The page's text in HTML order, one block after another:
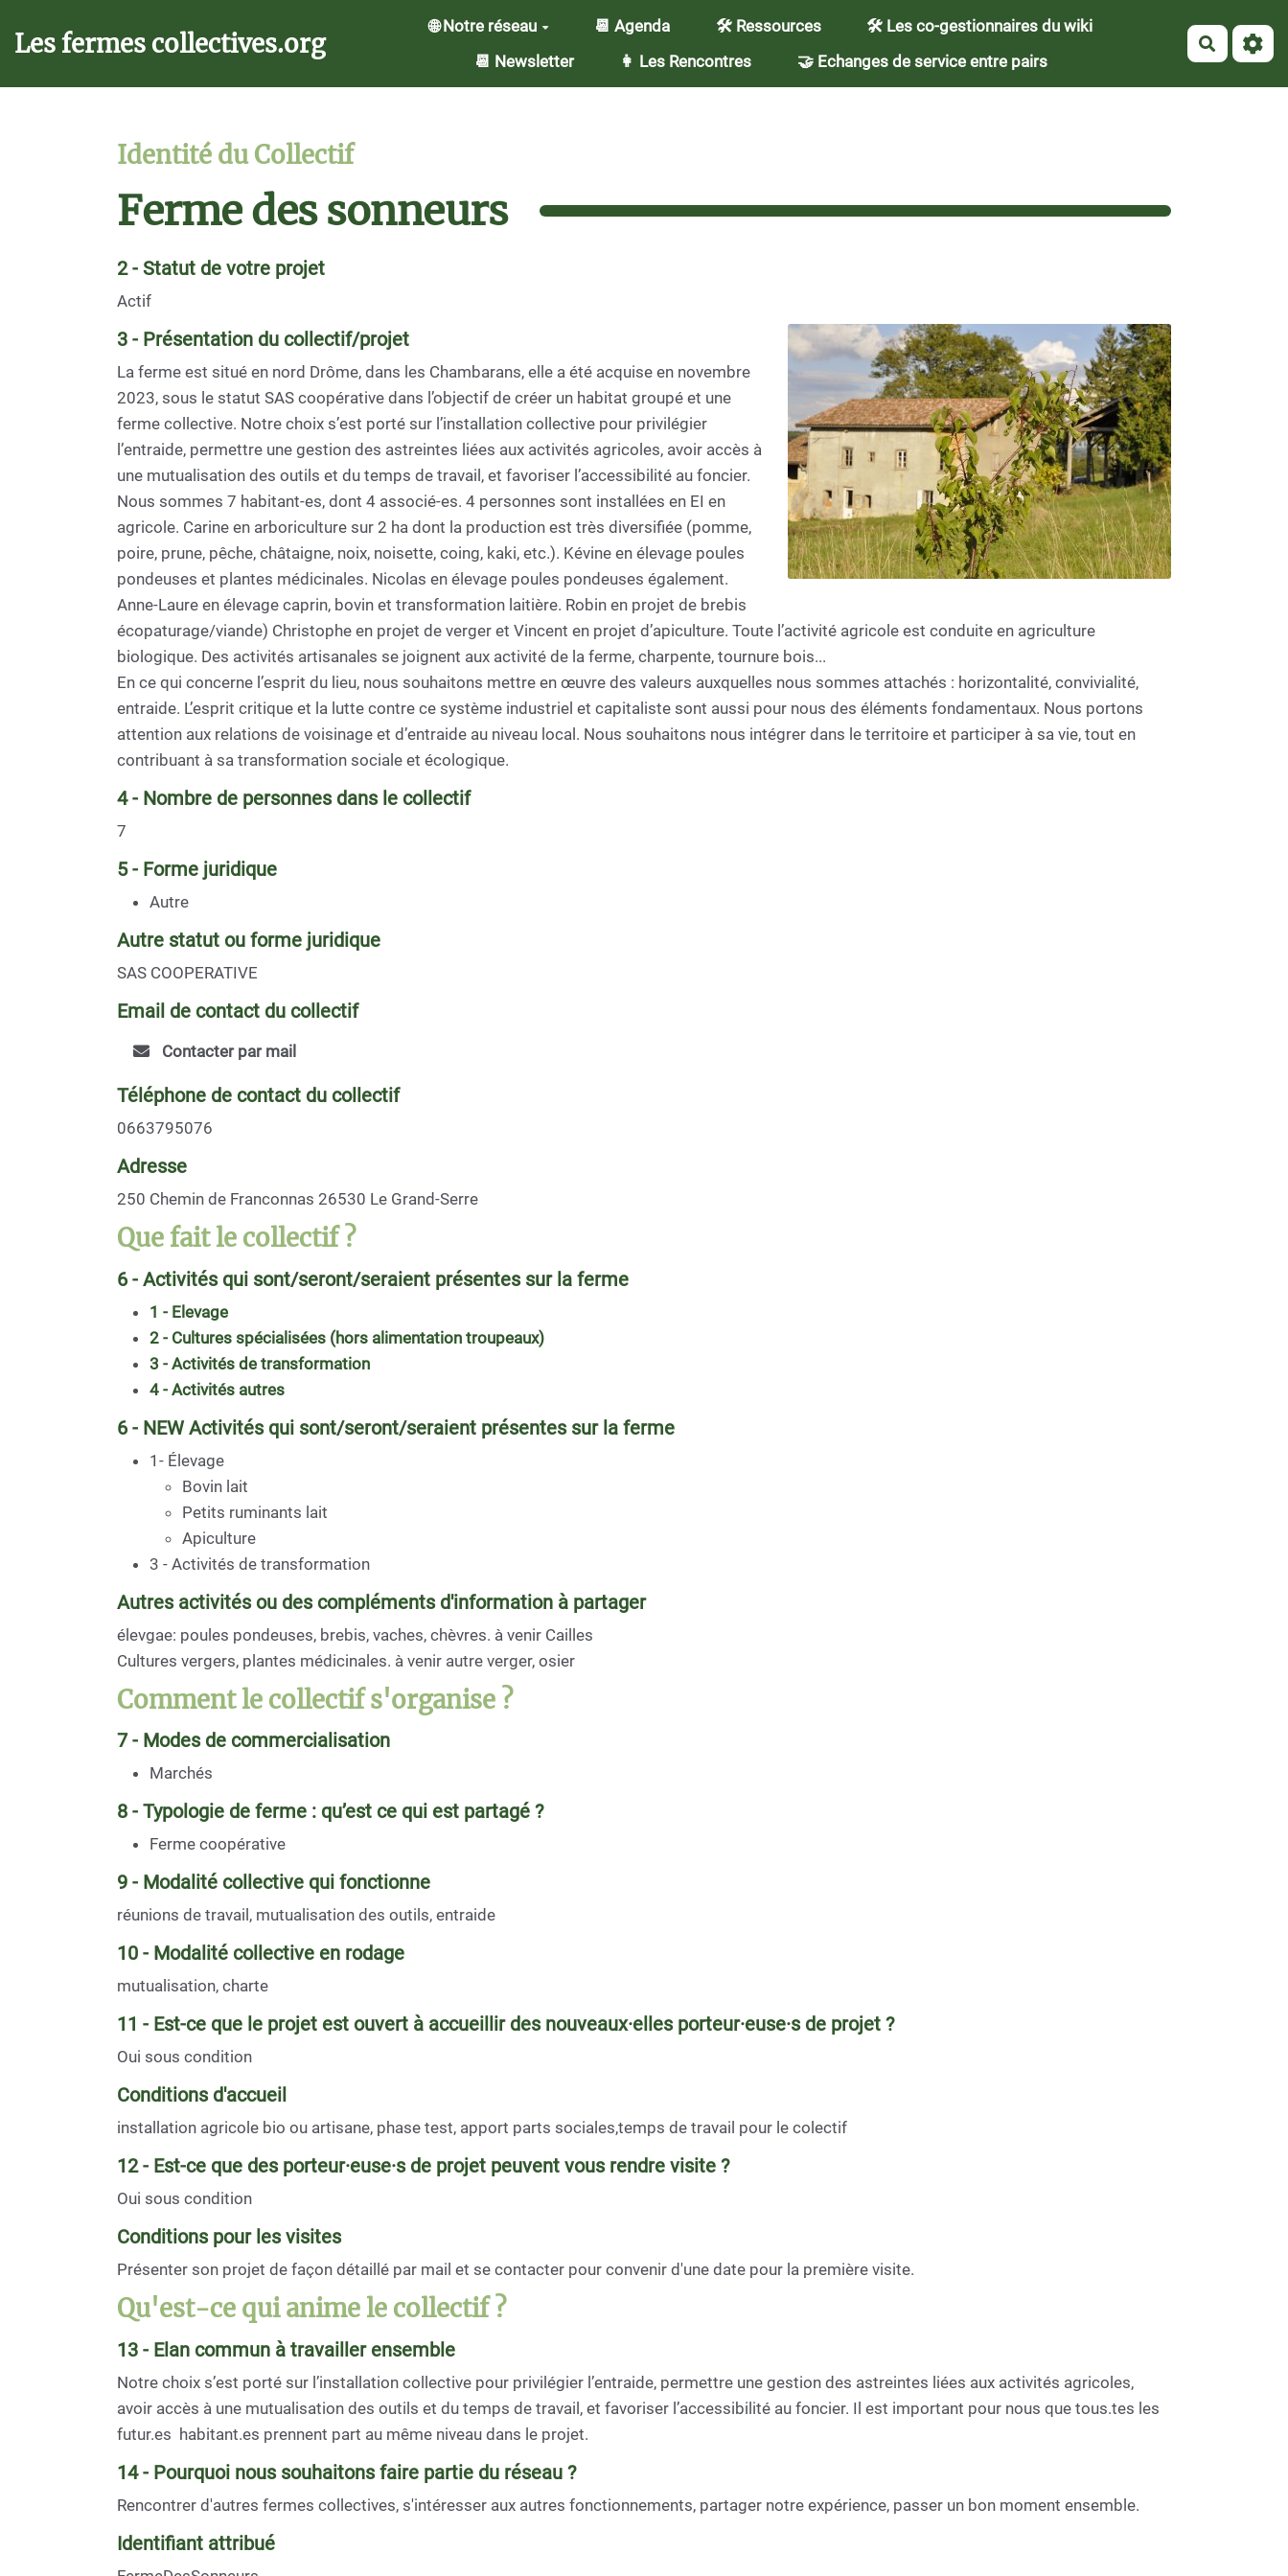
Les fermes collectives.org
🌐 Notre réseau 📆 Agenda 🛠️ Ressources
🛠 Les co-gestionnaires du wiki
📆 Newsletter
👩 Les Rencontres 🤝 Echanges de service entre pairs
Identité du Collectif
Ferme des sonneurs
2 - Statut de votre projet
Actif
3 - Présentation du collectif/projet
La ferme est situé en nord Drôme, dans les Chambarans, elle a été acquise en novembre
2023, sous le statut SAS coopérative dans l’objectif de créer un habitat groupé et une
ferme collective. Notre choix s’est porté sur l’installation collective pour privilégier
l’entraide, permettre une gestion des astreintes liées aux activités agricoles, avoir accès à
une mutualisation des outils et du temps de travail, et favoriser l’accessibilité au foncier.
Nous sommes 7 habitant-es, dont 4 associé-es. 4 personnes sont installées en EI en
agricole. Carine en arboriculture sur 2 ha dont la production est très diversifiée (pomme,
poire, prune, pêche, châtaigne, noix, noisette, coing, kaki, etc.). Kévine en élevage poules
pondeuses et plantes médicinales. Nicolas en élevage poules pondeuses également.
Anne-Laure en élevage caprin, bovin et transformation laitière. Robin en projet de brebis
écopaturage/viande) Christophe en projet de verger et Vincent en projet d’apiculture. Toute l’activité agricole est conduite en agriculture
biologique. Des activités artisanales se joignent aux activité de la ferme, charpente, tournure bois...
En ce qui concerne l’esprit du lieu, nous souhaitons mettre en œuvre des valeurs auxquelles nous sommes attachés : horizontalité, convivialité,
entraide. L’esprit critique et la lutte contre ce système industriel et capitaliste sont aussi pour nous des éléments fondamentaux. Nous portons
attention aux relations de voisinage et d’entraide au niveau local. Nous souhaitons nous intégrer dans le territoire et participer à sa vie, tout en
contribuant à sa transformation sociale et écologique.
4 - Nombre de personnes dans le collectif
7
5 - Forme juridique
Autre
Autre statut ou forme juridique
SAS COOPERATIVE
Email de contact du collectif
Contacter par mail
Téléphone de contact du collectif
0663795076
Adresse
250 Chemin de Franconnas 26530 Le Grand-Serre
Que fait le collectif ?
6 - Activités qui sont/seront/seraient présentes sur la ferme
1 - Elevage
2 - Cultures spécialisées (hors alimentation troupeaux)
3 - Activités de transformation
4 - Activités autres
6 - NEW Activités qui sont/seront/seraient présentes sur la ferme
1- Élevage
Bovin lait
Petits ruminants lait
Apiculture
3 - Activités de transformation
Autres activités ou des compléments d'information à partager
élevgae: poules pondeuses, brebis, vaches, chèvres. à venir Cailles
Cultures vergers, plantes médicinales. à venir autre verger, osier
Comment le collectif s'organise ?
7 - Modes de commercialisation
Marchés
8 - Typologie de ferme : qu’est ce qui est partagé ?
Ferme coopérative
9 - Modalité collective qui fonctionne
réunions de travail, mutualisation des outils, entraide
10 - Modalité collective en rodage
mutualisation, charte
11 - Est-ce que le projet est ouvert à accueillir des nouveaux·elles porteur·euse·s de projet ?
Oui sous condition
Conditions d'accueil
installation agricole bio ou artisane, phase test, apport parts sociales,temps de travail pour le colectif
12 - Est-ce que des porteur·euse·s de projet peuvent vous rendre visite ?
Oui sous condition
Conditions pour les visites
Présenter son projet de façon détaillé par mail et se contacter pour convenir d'une date pour la première visite.
Qu'est-ce qui anime le collectif ?
13 - Elan commun à travailler ensemble
Notre choix s’est porté sur l’installation collective pour privilégier l’entraide, permettre une gestion des astreintes liées aux activités agricoles,
avoir accès à une mutualisation des outils et du temps de travail, et favoriser l’accessibilité au foncier. Il est important pour nous que tous.tes les
futur.es habitant.es prennent part au même niveau dans le projet.
14 - Pourquoi nous souhaitons faire partie du réseau ?
Rencontrer d'autres fermes collectives, s'intéresser aux autres fonctionnements, partager notre expérience, passer un bon moment ensemble.
Identifiant attribué